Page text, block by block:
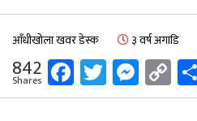
आँधीखोला खवर डेस्क ३ वर्ष अगाडि
842
Shares Facebook
Twitter